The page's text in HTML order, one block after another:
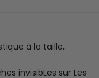
à la taille,
invisibLes sur Les